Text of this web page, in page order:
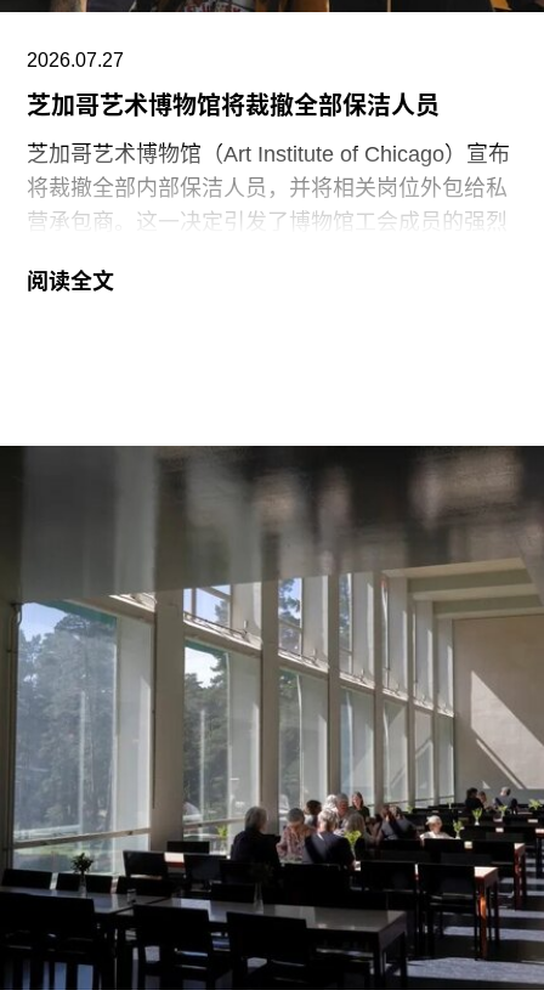
Cultural District）最新落成的文化机构之一。该文
化区还包括阿布扎比卢浮宫（Louvre Abu
2026.07.27
芝加哥艺术博物馆将裁撤全部保洁人员
芝加哥艺术博物馆（Art Institute of Chicago）宣布
将裁撤全部内部保洁人员，并将相关岗位外包给私
营承包商。这一决定引发了博物馆工会成员的强烈
年。这批员工的最后工作日为8月14日。馆方表
示，这些员工可向即将接手的私营承包商重新申请
工会成员要求博物馆撤销这一决定，并发起请愿活
动，要求恢复保洁员工的职位。AICWU表示，截至
7月21日，请愿书已获得超过1900个签名。芝加哥
艺术学院一位发言人在接受《芝加哥太阳时报》采
访时表示：“芝加哥艺术学院高度重视每一位员工，
我们也非常感谢保洁团队每天付出的重要工作。我
们决定将保洁服务转为外包模式，是为了更好地支
持博物馆的日常运营；同时，我们优先选择了承诺
向现有保洁员工提供就业机会的合作伙伴。”
代表馆内工会的谈判单位AFSCME 31已正式提出
申诉，认为馆方在最终决定将保洁部门外包之前，
未按合同规定提前通知工会，因此违反了劳资协
阅读全文